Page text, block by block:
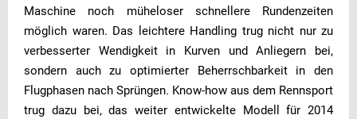
Maschine noch müheloser schnellere Rundenzeiten
möglich waren. Das leichtere Handling trug nicht nur zu
verbesserter Wendigkeit in Kurven und Anliegern bei,
sondern auch zu optimierter Beherrschbarkeit in den
Flugphasen nach Sprüngen. Know-how aus dem Rennsport
trug dazu bei, das weiter entwickelte Modell für 2014